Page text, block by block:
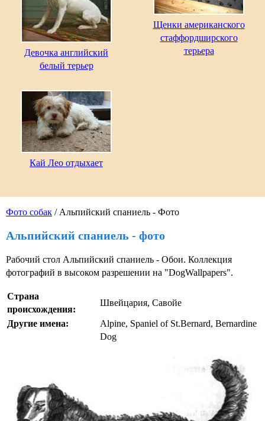
Фото собак / Альпийский спаниель - Фото
Альпийский спаниель - фото
Рабочий стол Альпийский спаниель - Обои. Коллекция
фотографий в высоком разрешении на "DogWallpapers".
Страна
происхождения:
Швейцария, Савойе
Другие имена:
Alpine, Spaniel of St.Bernard, Bernardine
Dog
Девочка английский
белый терьер
Щенки американского
стаффордширского
терьера
Кай Лео отдыхает